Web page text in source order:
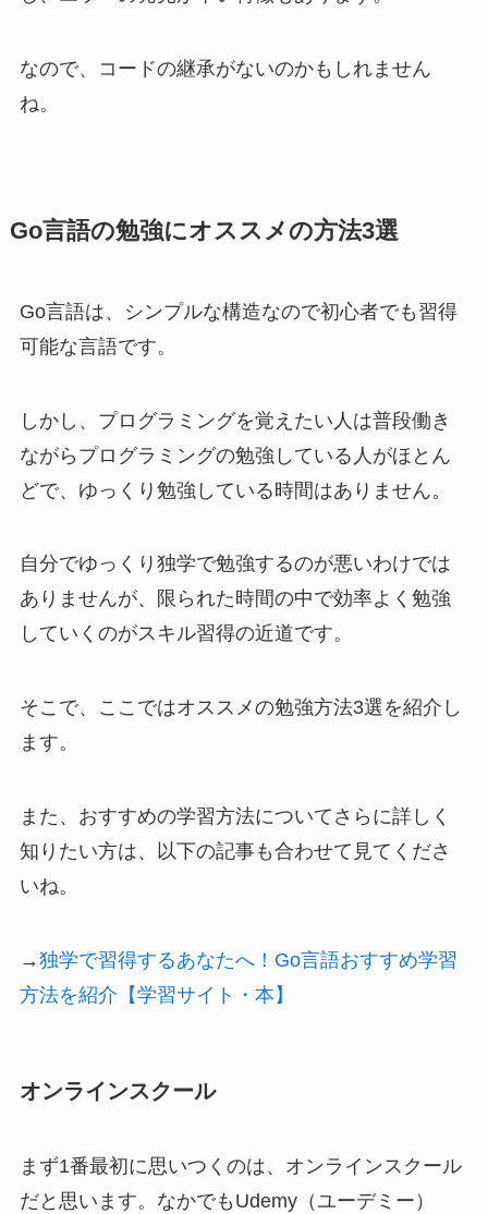
なので、コードの継承がないのかもしれません
ね。
Go言語の勉強にオススメの方法3選
Go言語は、シンプルな構造なので初心者でも習得
可能な言語です。
しかし、プログラミングを覚えたい人は普段働き
ながらプログラミングの勉強している人がほとん
どで、ゆっくり勉強している時間はありません。
自分でゆっくり独学で勉強するのが悪いわけでは
ありませんが、限られた時間の中で効率よく勉強
していくのがスキル習得の近道です。
そこで、ここではオススメの勉強方法3選を紹介し
ます。
また、おすすめの学習方法についてさらに詳しく
知りたい方は、以下の記事も合わせて見てくださ
いね。
→独学で習得するあなたへ！Go言語おすすめ学習
方法を紹介【学習サイト・本】
オンラインスクール
まず1番最初に思いつくのは、オンラインスクール
だと思います。なかでもUdemy（ユーデミー）